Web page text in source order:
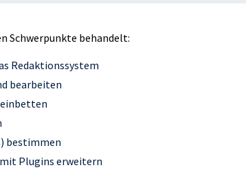
Schwerpunkte behandelt:
Redaktionssystem
bearbeiten
einbetten
bestimmen
Plugins erweitern